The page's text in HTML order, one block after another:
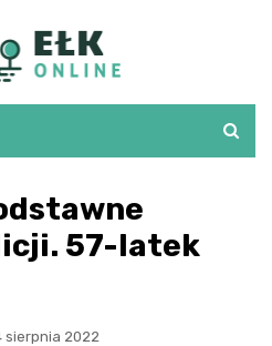
57-latek
sierpnia 2022